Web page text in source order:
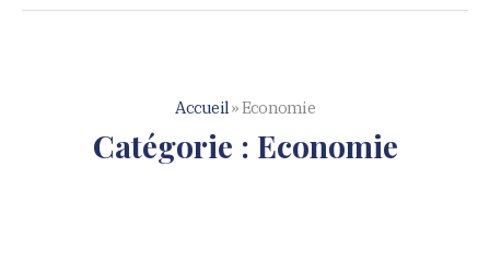
Accueil»Economie
Catégorie : Economie